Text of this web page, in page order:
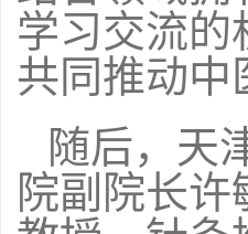
学习交流的
共同推动中
随后，天
院副院长